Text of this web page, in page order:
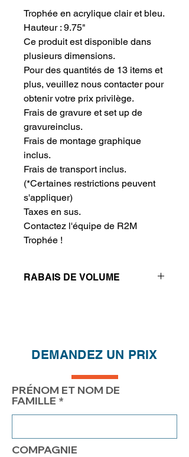
Trophée en acrylique clair et bleu.
Hauteur : 9.75"
Ce produit est disponible dans
plusieurs dimensions.
Pour des quantités de 13 items et
plus, veuillez nous contacter pour
obtenir votre prix privilège.
Frais de gravure et set up de
gravureinclus.
Frais de montage graphique
inclus.
Frais de transport inclus.
(*Certaines restrictions peuvent
s'appliquer)
Taxes en sus.
Contactez l'équipe de R2M
Trophée !
RABAIS DE VOLUME
PRIX 225.00$ 175.00$ 150.00$
DEMANDEZ UN PRIX
PRÉNOM ET NOM DE
FAMILLE
COMPAGNIE